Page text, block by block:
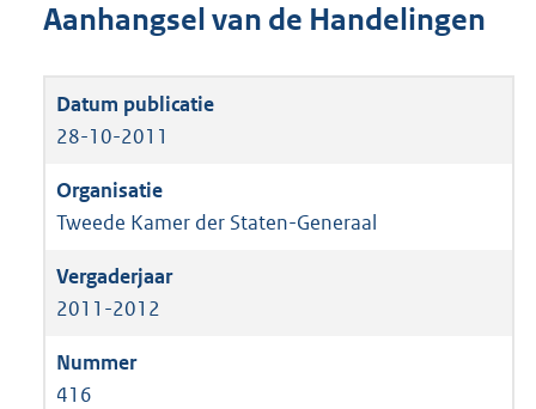
Aanhangsel van de Handelingen
28-10-2011
Tweede Kamer der Staten-Generaal
2011-2012
416